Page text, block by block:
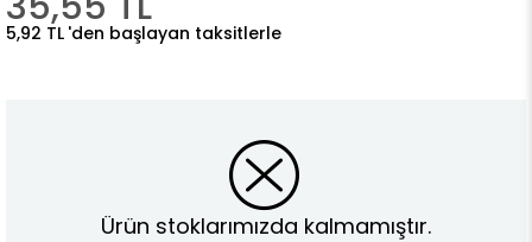
5,92 TL 'den başlayan taksitlerle
Ürün stoklarımızda kalmamıştır.